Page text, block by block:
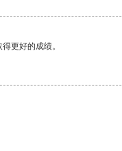
更好的成绩。